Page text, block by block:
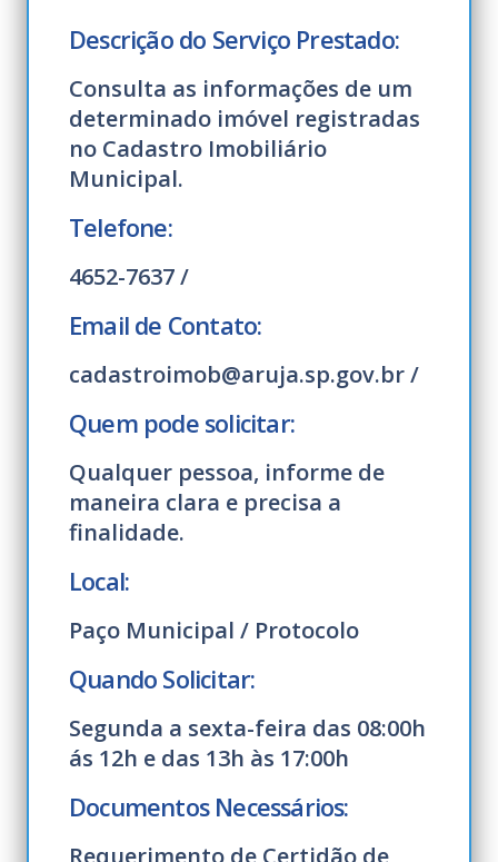
Descrição do Serviço Prestado:
Consulta as informações de um
determinado imóvel registradas
no Cadastro Imobiliário
Municipal.
Telefone:
4652-7637 /
Email de Contato:
cadastroimob@aruja.sp.gov.br /
Quem pode solicitar:
Qualquer pessoa, informe de
maneira clara e precisa a
finalidade.
Local:
Paço Municipal / Protocolo
Quando Solicitar:
Segunda a sexta-feira das 08:00h
ás 12h e das 13h às 17:00h
Documentos Necessários:
Requerimento de Certidão de